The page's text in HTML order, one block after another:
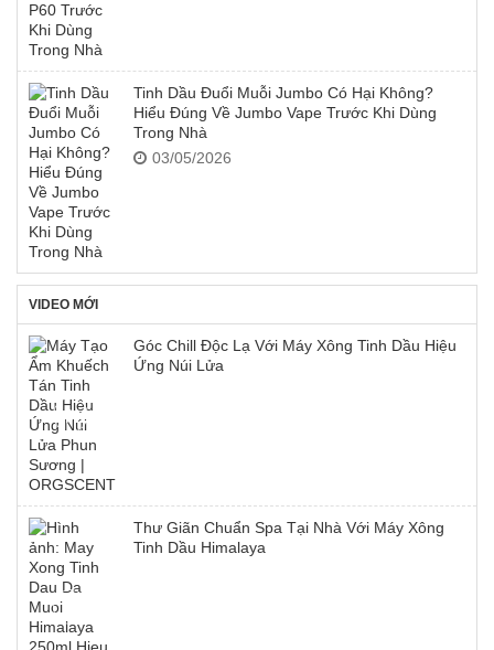
Tinh Dầu Đuổi Muỗi Jumbo Có Hại Không?
Hiểu Đúng Về Jumbo Vape Trước Khi Dùng
Trong Nhà
03/05/2026
VIDEO MỚI
Góc Chill Độc Lạ Với Máy Xông Tinh Dầu Hiệu
Ứng Núi Lửa
Thư Giãn Chuẩn Spa Tại Nhà Với Máy Xông
Tinh Dầu Himalaya